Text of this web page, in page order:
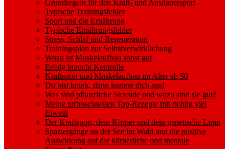
sub
menu
Grundregeln für den Kraft- und Ausdauersport
Typische Trainingsfehler
Sport und die Ernährung
Typische Ernährungsfehler
Stress, Schlaf und Regeneration
Trainingsplan zur Selbstverwirklichung
Wozu ist Muskelaufbau sonst gut
Erfolg braucht Kontrolle
Kraftsport und Muskelaufbau im Alter ab 50
Du bist krank, dann kuriere dich aus!
Was sind pflanzliche Steroide und wozu sind sie gut?
Meine turboschnellen Top-Rezepte mit richtig viel
Eiweiß
Der Kraftsport, dein Körper und dein genetische Limit
Spaziergänge an der See im Wald und die positive
Auswirkung auf die körperliche und mentale